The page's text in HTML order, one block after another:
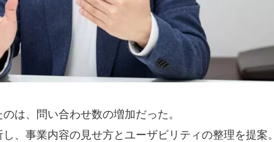
は、問い合わせ数の増加だった。
、事業内容の見せ方とユーザビリティの整理を提案。